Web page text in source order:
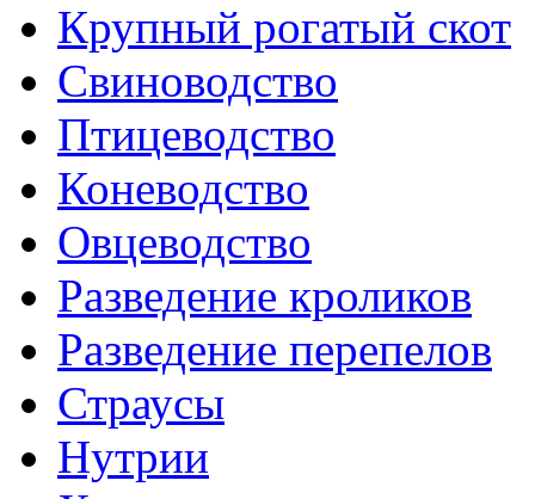
Крупный рогатый скот
Свиноводство
Птицеводство
Коневодство
Овцеводство
Разведение кроликов
Разведение перепелов
Страусы
Нутрии